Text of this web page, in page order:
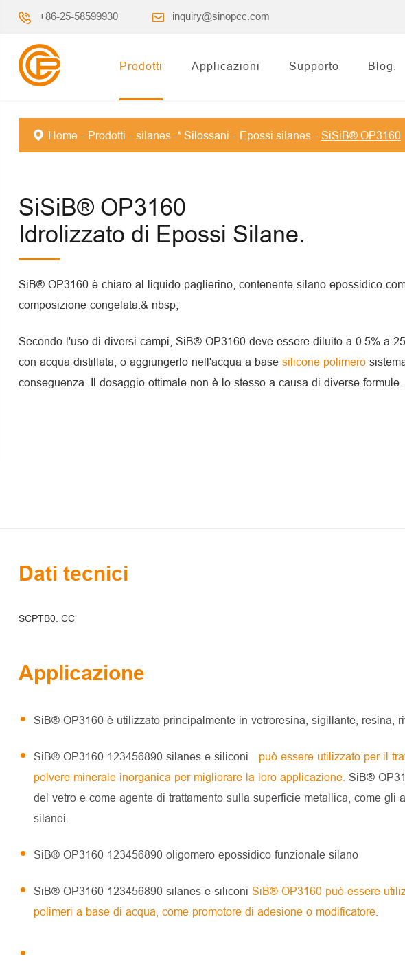
+86-25-58599930 inquiry@sinopcc.com
Prodotti Applicazioni Supporto Blog.
Home Prodotti silanes -* Silossani Epossi silanes SiSiB® OP3160
SiSiB® OP3160
Idrolizzato di Epossi Silane.
SiB® OP3160 è chiaro al liquido paglierino, contenente silano epossidico
composizione congelata.& nbsp;
Secondo l'uso di diversi campi, SiB® OP3160 deve essere diluito a 0.5% a
con acqua distillata, o aggiungerlo nell'acqua a base silicone polimero
conseguenza. Il dosaggio ottimale non è lo stesso a causa di diverse formule.
Dati tecnici
SCPTB0. CC
Applicazione
SiB® OP3160 è utilizzato principalmente in vetroresina, sigillante, resina,
SiB® OP3160 123456890 silanes e siliconi
può essere utilizzato per il
polvere minerale inorganica per migliorare la loro applicazione. SiB®
del vetro e come agente di trattamento sulla superficie metallica, come
silanei.
SiB® OP3160 123456890 oligomero epossidico funzionale silano
SiB® OP3160 123456890 silanes e siliconi SiB® OP3160 può essere
polimeri a base di acqua, come promotore di adesione o modificatore.